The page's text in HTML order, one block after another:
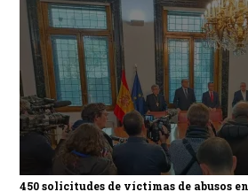
450 solicitudes de víctimas de abusos